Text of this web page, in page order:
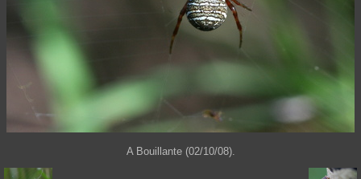
A Bouillante (02/10/08).